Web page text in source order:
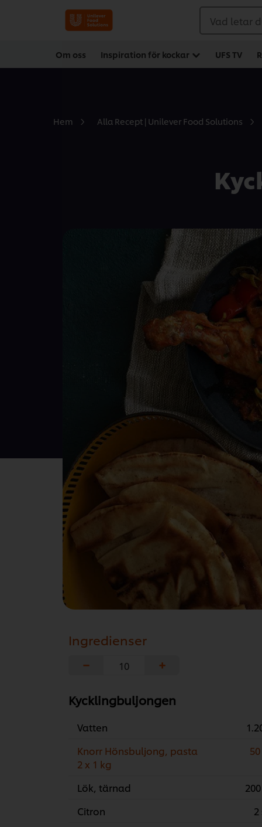
Vad letar
Om oss Inspiration för kockar UFS TV
Hem Alla Recept | Unilever Food Solutions
Ingredienser
−
+
Kycklingbuljongen
Vatten
Knorr Hönsbuljong, pasta
2 x 1 kg
Lök, tärnad
Citron
2